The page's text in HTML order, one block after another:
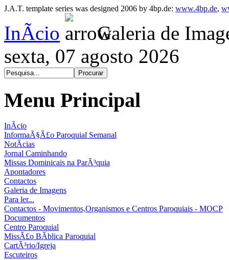
J.A.T. template series was designed 2006 by 4bp.de: www.4bp.de,
InÃ­cio
Galeria de
sexta, 07 agosto 2026
Menu Principal
InÃ­cio
InformaÃ§Ã£o Paroquial Semanal
NotÃ­cias
Jornal Caminhando
Missas Dominicais na ParÃ³quia
Apontadores
Contactos
Galeria de Imagens
Para ler...
Contactos - Movimentos,Organismos e Centros Paroquiais - MOCP
Documentos
Centro Paroquial
MissÃ£o BÃ­blica Paroquial
CartÃ³rio/Igreja
Escuteiros